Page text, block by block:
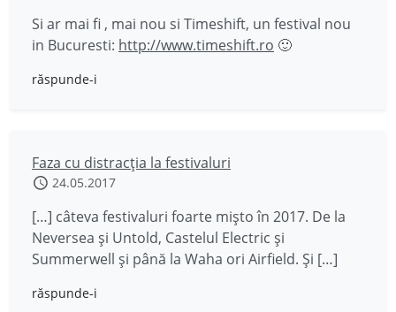
Si ar mai fi , mai nou si Timeshift, un festival nou
in Bucuresti: http://www.timeshift.ro 🙂
răspunde-i
Faza cu distracția la festivaluri
24.05.2017
[…] câteva festivaluri foarte mișto în 2017. De la
Neversea și Untold, Castelul Electric și
Summerwell și până la Waha ori Airfield. Și […]
răspunde-i